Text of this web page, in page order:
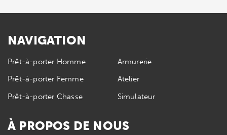
NAVIGATION
Prêt-à-porter Homme
Prêt-à-porter Femme
Prêt-à-porter Chasse
Armurerie
Atelier
Simulateur
À PROPOS DE NOUS